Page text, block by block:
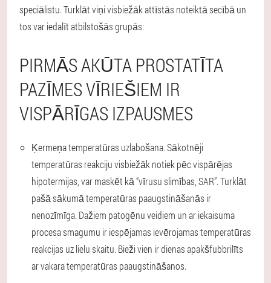
speciālistu. Turklāt viņi visbiežāk attīstās noteiktā secībā un
tos var iedalīt atbilstošās grupās:
PIRMĀS AKŪTA PROSTATĪTA
PAZĪMES VĪRIEŠIEM IR
VISPĀRĪGAS IZPAUSMES
Ķermeņa temperatūras uzlabošana.Sākotnēji
temperatūras reakciju visbiežāk notiek pēc vispārējas
hipotermijas, var maskēt kā “vīrusu slimības, SAR”. Turklāt
pašā sākumā temperatūras paaugstināšanās ir
nenozīmīga. Dažiem patogēnu veidiem un ar iekaisuma
procesa smagumu ir iespējamas ievērojamas temperatūras
reakcijas uz lielu skaitu. Bieži vien ir dienas apakšfubbrilīts
ar vakara temperatūras paaugstināšanos.